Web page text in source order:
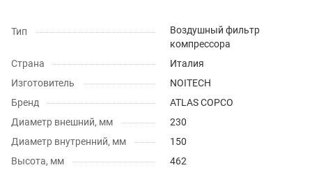
Тип
Воздушный фильтр
компрессора
Страна
Италия
Изготовитель
NOITECH
Бренд
ATLAS COPCO
Диаметр внешний, мм
230
Диаметр внутренний, мм
150
Высота, мм
462